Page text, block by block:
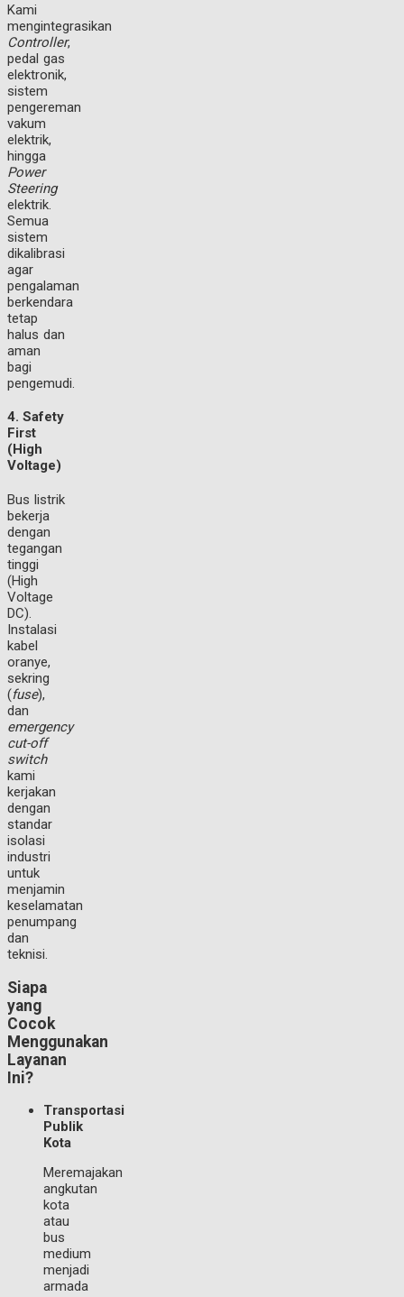
Kami
mengintegrasikan
Controller,
pedal gas
elektronik,
sistem
pengereman
vakum
elektrik,
hingga
Power
Steering
elektrik.
Semua
sistem
dikalibrasi
agar
pengalaman
berkendara
tetap
halus dan
aman
bagi
pengemudi.
4. Safety
First
(High
Voltage)
Bus listrik
bekerja
dengan
tegangan
tinggi
(High
Voltage
DC).
Instalasi
kabel
oranye,
sekring
(fuse),
dan
emergency
cut-off
switch
kami
kerjakan
dengan
standar
isolasi
industri
untuk
menjamin
keselamatan
penumpang
dan
teknisi.
Siapa
yang
Cocok
Menggunakan
Layanan
Ini?
Transportasi
Publik
Kota
Meremajakan
angkutan
kota
atau
bus
medium
menjadi
armada